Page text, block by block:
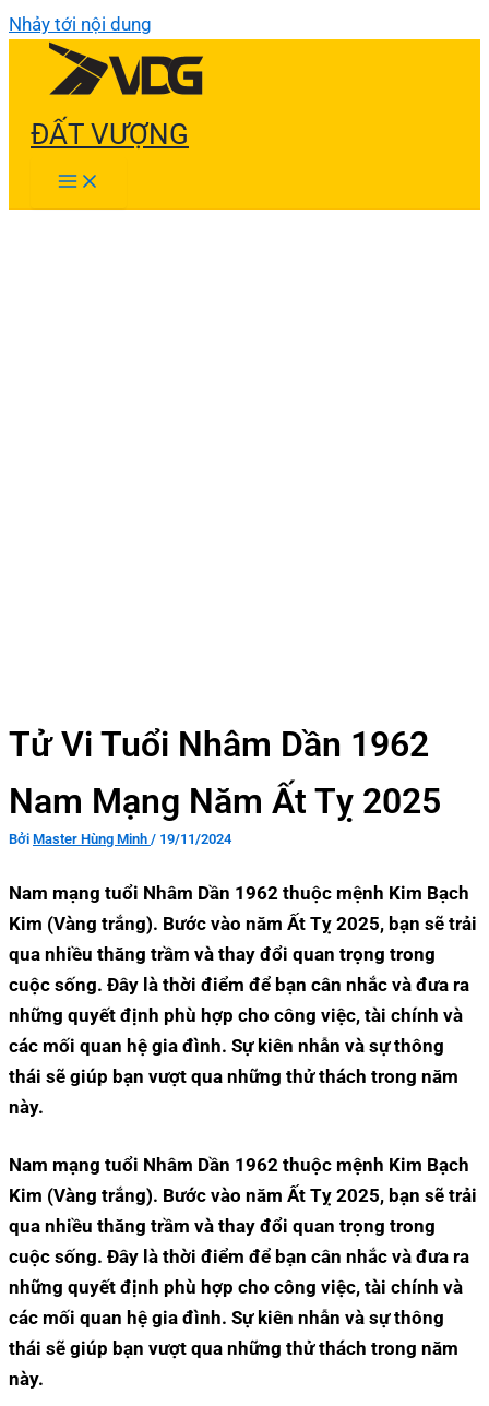
Nhảy tới nội dung
ĐẤT VƯỢNG
Tử Vi Tuổi Nhâm Dần 1962
Nam Mạng Năm Ất Tỵ 2025
Bởi Master Hùng Minh / 19/11/2024
Nam mạng tuổi Nhâm Dần 1962 thuộc mệnh Kim Bạch
Kim (Vàng trắng). Bước vào năm Ất Tỵ 2025, bạn sẽ trải
qua nhiều thăng trầm và thay đổi quan trọng trong
cuộc sống. Đây là thời điểm để bạn cân nhắc và đưa ra
những quyết định phù hợp cho công việc, tài chính và
các mối quan hệ gia đình. Sự kiên nhẫn và sự thông
thái sẽ giúp bạn vượt qua những thử thách trong năm
này.
Nam mạng tuổi Nhâm Dần 1962 thuộc mệnh Kim Bạch
Kim (Vàng trắng). Bước vào năm Ất Tỵ 2025, bạn sẽ trải
qua nhiều thăng trầm và thay đổi quan trọng trong
cuộc sống. Đây là thời điểm để bạn cân nhắc và đưa ra
những quyết định phù hợp cho công việc, tài chính và
các mối quan hệ gia đình. Sự kiên nhẫn và sự thông
thái sẽ giúp bạn vượt qua những thử thách trong năm
này.